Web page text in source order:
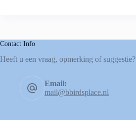
Contact Info
Heeft u een vraag, opmerking of suggestie?
Email:
mail@bbirdsplace.nl